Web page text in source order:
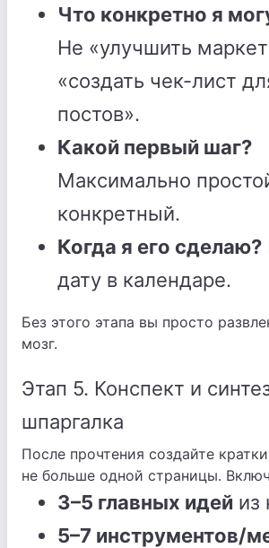
Что конкретно я
Не «улучшить
«создать чек-лист
постов».
Какой первый шаг?
Максимально
конкретный.
Когда я его сделаю?
дату в календаре.
Без этого этапа вы просто
мозг.
Этап 5. Конспект и
шпаргалка
После прочтения создайте
не больше одной страницы.
3–5 главных идей из
5–7 инструментов/